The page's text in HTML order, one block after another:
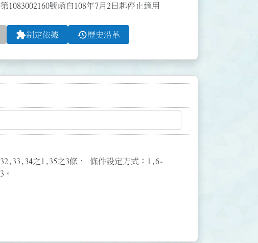
1083002160號函自108年7月2日起停止適用
extension制定依據 history歷史沿革
之1,35之3條， 條件設定方式：1,6-